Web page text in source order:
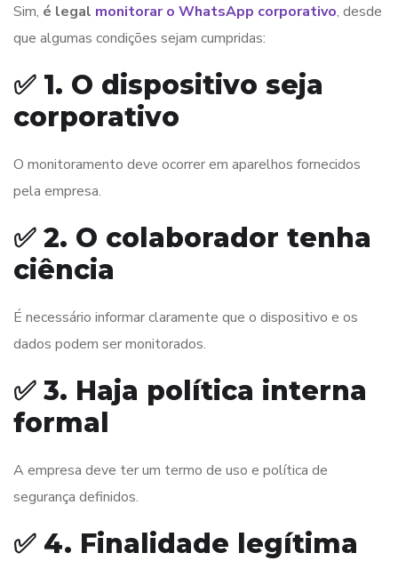
Sim, é legal monitorar o WhatsApp corporativo, desde
que algumas condições sejam cumpridas:
✅ 1. O dispositivo seja
corporativo
O monitoramento deve ocorrer em aparelhos fornecidos
pela empresa.
✅ 2. O colaborador tenha
ciência
É necessário informar claramente que o dispositivo e os
dados podem ser monitorados.
✅ 3. Haja política interna
formal
A empresa deve ter um termo de uso e política de
segurança definidos.
✅ 4. Finalidade legítima